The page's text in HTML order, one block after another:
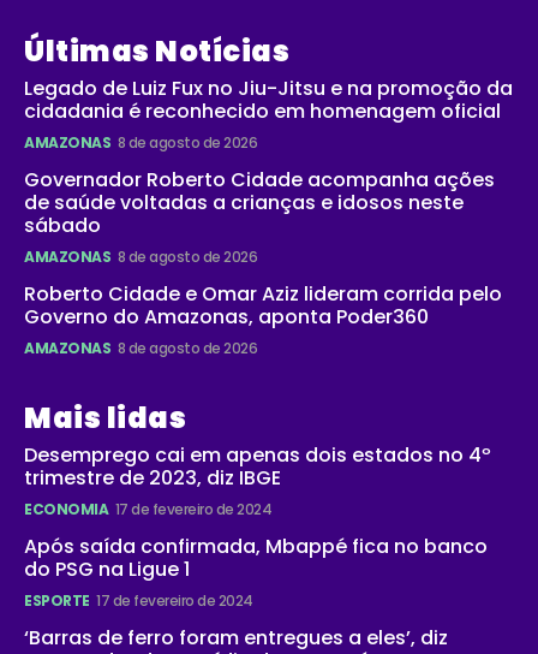
Últimas Notícias
Legado de Luiz Fux no Jiu-Jitsu e na promoção da
cidadania é reconhecido em homenagem oficial
AMAZONAS 8 de agosto de 2026
Governador Roberto Cidade acompanha ações
de saúde voltadas a crianças e idosos neste
sábado
AMAZONAS 8 de agosto de 2026
Roberto Cidade e Omar Aziz lideram corrida pelo
Governo do Amazonas, aponta Poder360
AMAZONAS 8 de agosto de 2026
Mais lidas
Desemprego cai em apenas dois estados no 4º
trimestre de 2023, diz IBGE
ECONOMIA 17 de fevereiro de 2024
Após saída confirmada, Mbappé fica no banco
do PSG na Ligue 1
ESPORTE 17 de fevereiro de 2024
‘Barras de ferro foram entregues a eles’, diz